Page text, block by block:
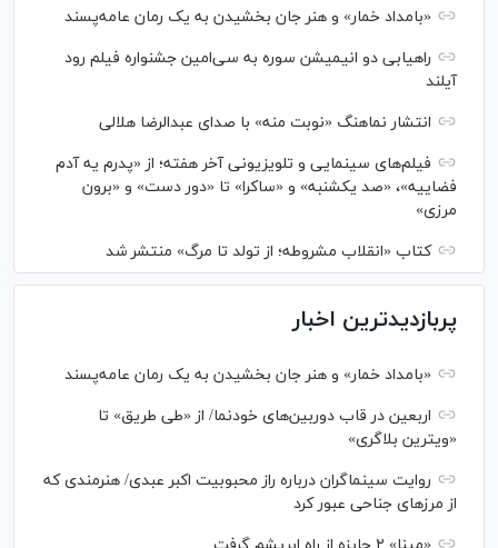
«بامداد خمار» و هنر جان بخشیدن به یک رمان عامه‌پسند
راهیابی دو انیمیشن سوره به سی‌امین جشنواره فیلم رود
آیلند
انتشار نماهنگ «نوبت منه» با صدای عبدالرضا هلالی
فیلم‌های سینمایی و تلویزیونی آخر هفته؛ از «پدرم یه آدم
فضاییه»، «صد یکشنبه» و «ساکرا» تا «دور دست» و «برون
مرزی»
کتاب «انقلاب مشروطه؛ از تولد تا مرگ» منتشر شد
پربازدیدترین اخبار
«بامداد خمار» و هنر جان بخشیدن به یک رمان عامه‌پسند
اربعین در قاب دوربین‌های خودنما/ از «طی طریق» تا
«ویترین بلاگری»
روایت سینماگران درباره راز محبوبیت اکبر عبدی/ هنرمندی که
از مرزهای جناحی عبور کرد